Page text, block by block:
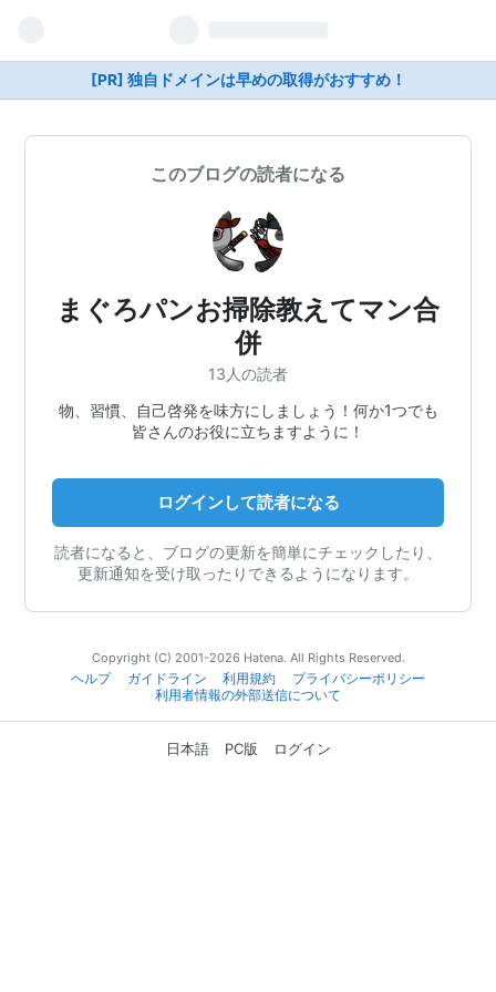
[PR] 独自ドメインは早めの取得がおすすめ！
このブログの読者になる
まぐろパンお掃除教えてマン合
併
13人の読者
物、習慣、自己啓発を味方にしましょう！何か1つでも
皆さんのお役に立ちますように！
ログインして読者になる
読者になると、ブログの更新を簡単にチェックしたり、
更新通知を受け取ったりできるようになります。
Copyright (C) 2001-2026 Hatena. All Rights Reserved.
ヘルプ
ガイドライン 利用規約
プライバシーポリシー
利用者情報の外部送信について
日本語 PC版 ログイン